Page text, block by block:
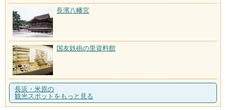
長濱八幡宮
国友鉄砲の里資料館
長浜・米原の
観光スポットをもっと見る